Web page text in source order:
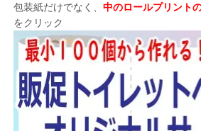
包装紙だけでなく、 中のロールプリント
をクリック